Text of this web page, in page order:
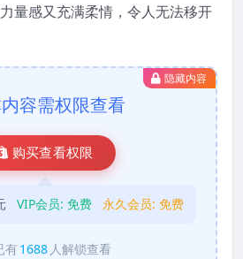
量感又充满柔情，令人无法移开
隐藏内容
容需权限查看
购买查看权限
VIP会员: 免费 永久会员: 免费
有 1688 人解锁查看